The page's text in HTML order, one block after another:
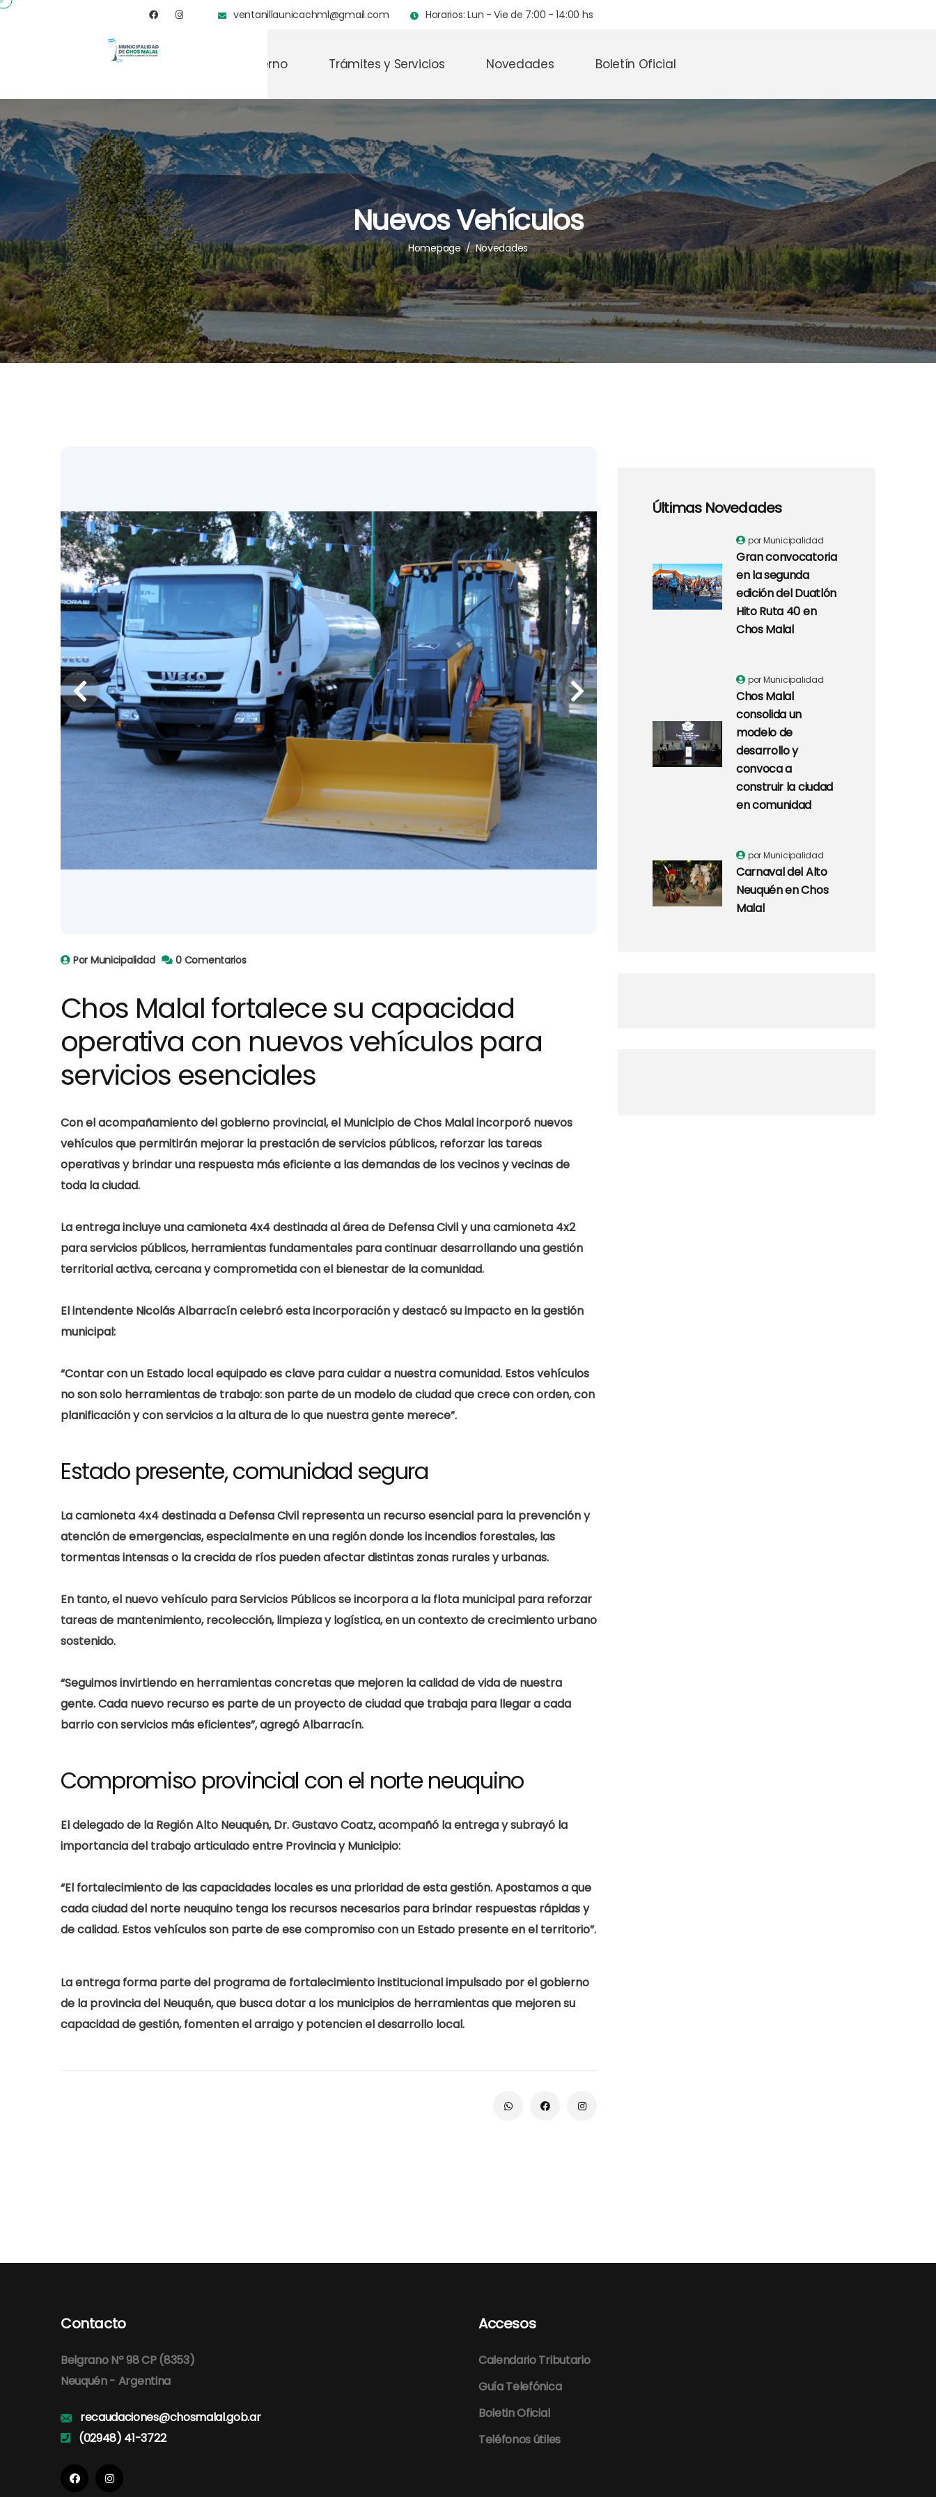
ventanillaunicachml@gmail.com Horarios: Lun - Vie de 7:00 - 14:00 hs
Gobierno Trámites y Servicios Novedades Boletín Oficial
Nuevos Vehículos
Homepage / Novedades
Por Municipalidad 0 Comentarios
Chos Malal fortalece su capacidad
operativa con nuevos vehículos para
servicios esenciales
Con el acompañamiento del gobierno provincial, el Municipio de Chos Malal incorporó nuevos
vehículos que permitirán mejorar la prestación de servicios públicos, reforzar las tareas
operativas y brindar una respuesta más eficiente a las demandas de los vecinos y vecinasde
toda la ciudad.
La entrega incluye unacamioneta 4x4 destinada al área de Defensa Civily unacamioneta 4x2
para servicios públicos, herramientas fundamentales para continuar desarrollando una gestión
territorial activa, cercana y comprometida con el bienestar de la comunidad.
El intendente Nicolás Albarracíncelebró esta incorporación y destacó su impacto en la gestión
municipal:
“Contar con un Estado local equipado es clave para cuidar a nuestra comunidad. Estos vehículos
no son solo herramientas de trabajo: son parte de un modelo de ciudad que crece con orden, con
planificación y con servicios a la altura de lo que nuestra gente merece”.
Estado presente, comunidad segura
Lacamioneta 4x4 destinada a Defensa Civil representa un recurso esencial para la prevención y
atención de emergencias, especialmente en una región donde los incendios forestales, las
tormentas intensas o la crecida de ríos pueden afectar distintas zonas rurales y urbanas.
En tanto, el nuevo vehículo paraServicios Públicosse incorpora a la flota municipal para reforzar
tareas de mantenimiento, recolección, limpieza y logística, en un contexto de crecimiento urbano
sostenido.
“Seguimos invirtiendo en herramientas concretas que mejoren la calidad de vida de nuestra
gente. Cada nuevo recurso es parte de un proyecto de ciudad que trabaja para llegar a cada
barrio con servicios más eficientes”, agregó Albarracín.
Compromiso provincial con el norte neuquino
El delegado de la Región Alto Neuquén,Dr. Gustavo Coatz, acompañó la entrega y subrayó la
importancia del trabajo articulado entre Provincia y Municipio:
“El fortalecimiento de las capacidades locales es una prioridad de esta gestión. Apostamos a que
cada ciudad del norte neuquino tenga los recursos necesarios para brindar respuestas rápidas y
de calidad. Estos vehículos son parte de ese compromiso con un Estado presente en el territorio”.
La entrega forma parte del programa de fortalecimiento institucional impulsado por elgobierno
de la provincia del Neuquén, que busca dotar a los municipios de herramientas que mejoren su
capacidad de gestión, fomenten el arraigo y potencien el desarrollo local.
Últimas Novedades
por Municipalidad
Gran convocatoria
en la segunda
edición del Duatlón
Hito Ruta 40 en
Chos Malal
por Municipalidad
Chos Malal
consolida un
modelo de
desarrollo y
convoca a
construir la ciudad
en comunidad
por Municipalidad
Carnaval del Alto
Neuquén en Chos
Malal
Contacto
Belgrano Nº 98 CP (8353)
Neuquén - Argentina
recaudaciones@chosmalal.gob.ar
(02948) 41-3722
Accesos
Calendario Tributario
Guía Telefónica
Boletin Oficial
Teléfonos útiles